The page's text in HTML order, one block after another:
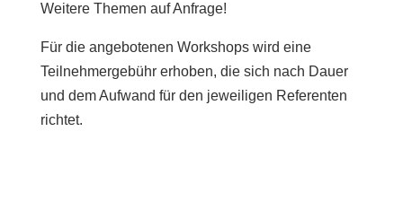
Weitere Themen auf Anfrage!
Für die angebotenen Workshops wird eine
Teilnehmergebühr erhoben, die sich nach Dauer
und dem Aufwand für den jeweiligen Referenten
richtet.